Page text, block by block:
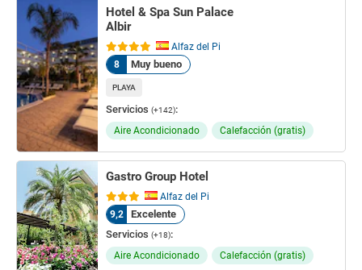
Hotel & Spa Sun Palace
Albir
Alfaz del Pi
8
Muy bueno
PLAYA
Servicios (+142):
Aire Acondicionado Calefacción (gratis)
Gastro Group Hotel
Alfaz del Pi
9,2
Excelente
Servicios (+18):
Aire Acondicionado Calefacción (gratis)